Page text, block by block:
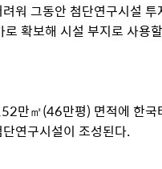
워 그동안 첨단연구시설
확보해 시설 부지로 사용
만㎡(46만평) 면적에 한국
연구시설이 조성된다.